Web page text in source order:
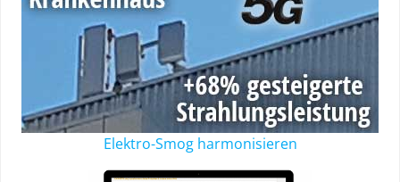
Elektro-Smog harmonisieren